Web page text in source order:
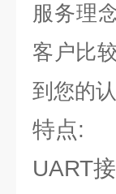
服务理
客户比
到您的认
特点:
UART